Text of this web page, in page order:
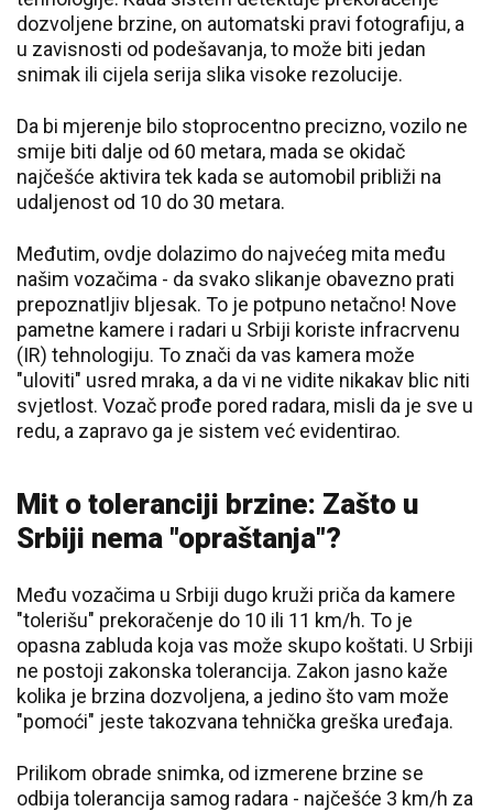
dozvoljene brzine, on automatski pravi fotografiju, a
u zavisnosti od podešavanja, to može biti jedan
snimak ili cijela serija slika visoke rezolucije.
Da bi mjerenje bilo stoprocentno precizno, vozilo ne
smije biti dalje od 60 metara, mada se okidač
najčešće aktivira tek kada se automobil približi na
udaljenost od 10 do 30 metara.
Međutim, ovdje dolazimo do najvećeg mita među
našim vozačima - da svako slikanje obavezno prati
prepoznatljiv bljesak. To je potpuno netačno! Nove
pametne kamere i radari u Srbiji koriste infracrvenu
(IR) tehnologiju. To znači da vas kamera može
"uloviti" usred mraka, a da vi ne vidite nikakav blic niti
svjetlost. Vozač prođe pored radara, misli da je sve u
redu, a zapravo ga je sistem već evidentirao.
Mit o toleranciji brzine: Zašto u
Srbiji nema "opraštanja"?
Među vozačima u Srbiji dugo kruži priča da kamere
"tolerišu" prekoračenje do 10 ili 11 km/h. To je
opasna zabluda koja vas može skupo koštati. U Srbiji
ne postoji zakonska tolerancija. Zakon jasno kaže
kolika je brzina dozvoljena, a jedino što vam može
"pomoći" jeste takozvana tehnička greška uređaja.
Prilikom obrade snimka, od izmerene brzine se
odbija tolerancija samog radara - najčešće 3 km/h za